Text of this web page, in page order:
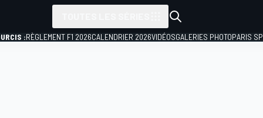
:RÈGLEMENT F1 2026CALENDRIER 2026VIDÉOSGALERIES PHOTOPARIS